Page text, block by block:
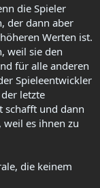
die Spieler
der dann aber
Werten ist.
weil sie den
für alle anderen
Spieleentwickler
letzte
schafft und dann
es ihnen zu
die keinem